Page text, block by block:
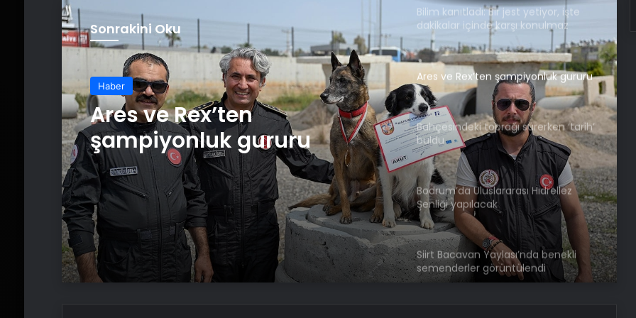
Sonrakini Oku
Haber
Ares ve Rex’ten
şampiyonluk gururu
Bilim kanıtladı: Bir jest yetiyor, işte
dakikalar içinde karşı konulmaz
olmanın yolu!
Ares ve Rex’ten şampiyonluk gururu
Bahçesindeki toprağı sürerken ‘tarih’
buldu
Bodrum’da Uluslararası Hıdrellez
Şenliği yapılacak
Siirt Bacavan Yaylası’nda benekli
semenderler görüntülendi